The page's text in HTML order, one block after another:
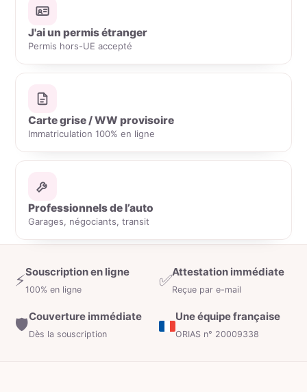
J'ai un permis étranger
Permis hors-UE accepté
Carte grise / WW provisoire
Immatriculation 100% en ligne
Professionnels de l’auto
Garages, négociants, transit
⚡Souscription en ligne
100% en ligne ✅Attestation immédiate
Reçue par e-mail
🛡️Couverture immédiate
Dès la souscription
Une équipe française
ORIAS n° 20009338